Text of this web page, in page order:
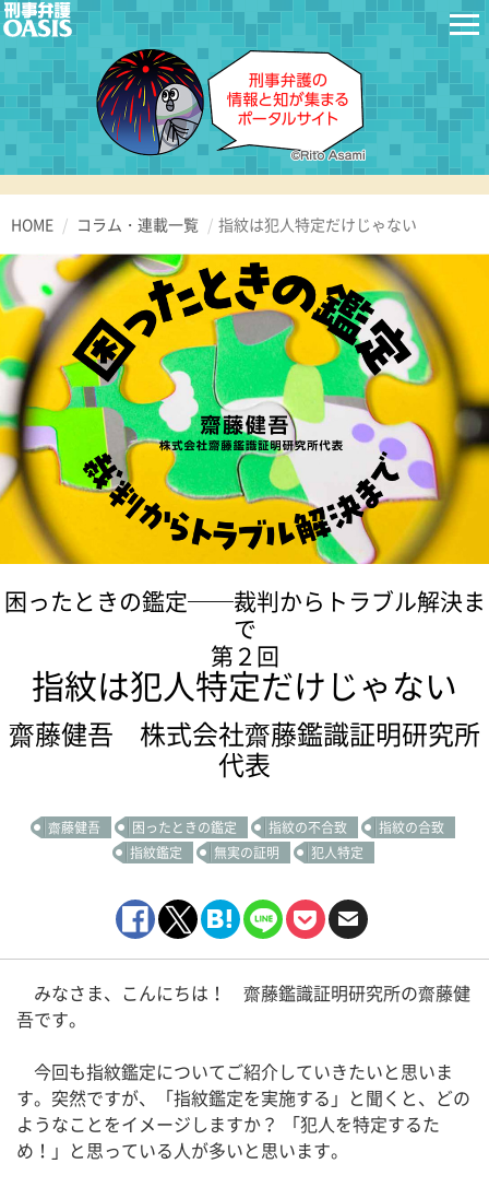
HOME コラム・連載一覧 指紋は犯人特定だけじゃない
困ったときの鑑定──裁判からトラブル解決ま
で
第２回
指紋は犯人特定だけじゃない
齋藤健吾 株式会社齋藤鑑識証明研究所
代表
齋藤健吾 困ったときの鑑定 指紋の不合致
指紋の合致
指紋鑑定
無実の証明 犯人特定
みなさま、こんにちは！ 齋藤鑑識証明研究所の齋藤健
吾です。
今回も指紋鑑定についてご紹介していきたいと思いま
す。突然ですが、「指紋鑑定を実施する」と聞くと、どの
ようなことをイメージしますか？ 「犯人を特定するた
め！」と思っている人が多いと思います。